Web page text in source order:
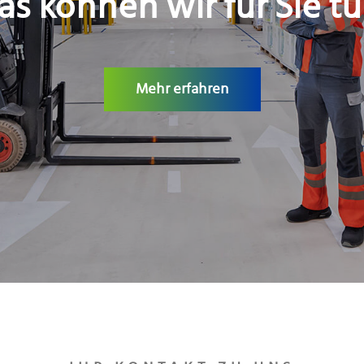
können wir für Sie
Mehr erfahren